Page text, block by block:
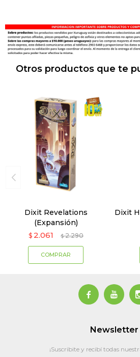
Otros productos que te
Dixit Revelations
(Expansión)
$ 2.061 $ 2.290
Dixit
 
Newsletter
¡Suscribite y recibí todas